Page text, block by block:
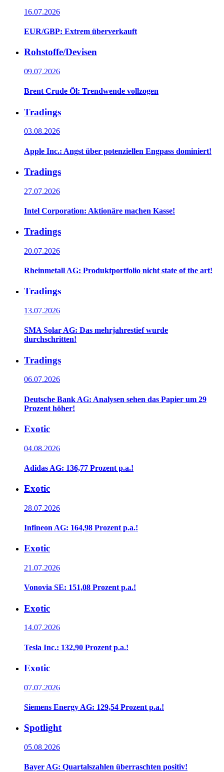
16.07.2026
EUR/GBP: Extrem überverkauft
Rohstoffe/Devisen
09.07.2026
Brent Crude Öl: Trendwende vollzogen
Tradings
03.08.2026
Apple Inc.: Angst über potenziellen Engpass dominiert!
Tradings
27.07.2026
Intel Corporation: Aktionäre machen Kasse!
Tradings
20.07.2026
Rheinmetall AG: Produktportfolio nicht state of the art!
Tradings
13.07.2026
SMA Solar AG: Das mehrjahrestief wurde
durchschritten!
Tradings
06.07.2026
Deutsche Bank AG: Analysen sehen das Papier um 29
Prozent höher!
Exotic
04.08.2026
Adidas AG: 136,77 Prozent p.a.!
Exotic
28.07.2026
Infineon AG: 164,98 Prozent p.a.!
Exotic
21.07.2026
Vonovia SE: 151,08 Prozent p.a.!
Exotic
14.07.2026
Tesla Inc.: 132,90 Prozent p.a.!
Exotic
07.07.2026
Siemens Energy AG: 129,54 Prozent p.a.!
Spotlight
05.08.2026
Bayer AG: Quartalszahlen überraschten positiv!